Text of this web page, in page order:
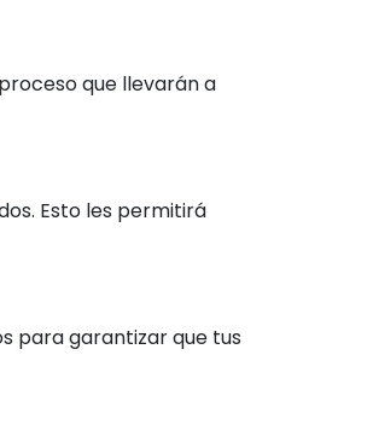
que llevarán a
Esto les permitirá
para garantizar que tus